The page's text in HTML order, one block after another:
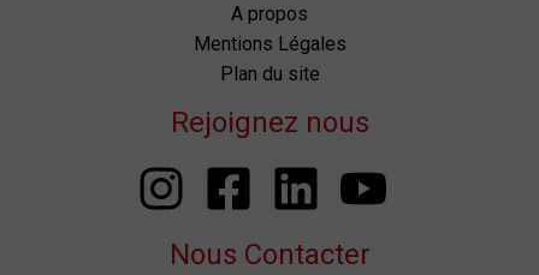
A propos
Mentions Légales
Plan du site
Rejoignez nous
Nous Contacter